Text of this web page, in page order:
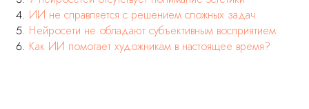
ИИ не справляется с решением сложных задач
Нейросети не обладают субъективным восприятием
Как ИИ помогает художникам в настоящее время?